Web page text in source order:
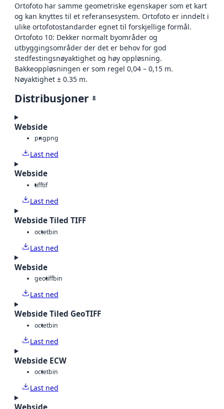
Ortofoto har samme geometriske egenskaper som et kart
og kan knyttes til et referansesystem. Ortofoto er inndelt i
ulike ortofotostandarder egnet til forskjellige formål.
Ortofoto 10: Dekker normalt byområder og
utbyggingsområder der det er behov for god
stedfestingsnøyaktighet og høy oppløsning.
Bakkeoppløsningen er som regel 0,04 – 0,15 m.
Nøyaktighet ± 0.35 m.
Distribusjoner 8
Webside
pngpng
Last ned
Webside
tifftif
Last ned
Webside Tiled TIFF
octetbin
Last ned
Webside
geotiffbin
Last ned
Webside Tiled GeoTIFF
octetbin
Last ned
Webside ECW
octetbin
Last ned